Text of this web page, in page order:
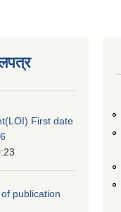
First date
publication